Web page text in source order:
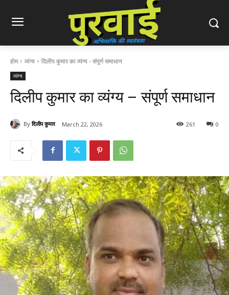
होम व्यंग्य दिलीप कुमार का व्यंग्य - संपूर्ण समाधान
व्यंग्य
दिलीप कुमार का व्यंग्य – संपूर्ण समाधान
By दिलीप कुमार March 22, 2026 0
261